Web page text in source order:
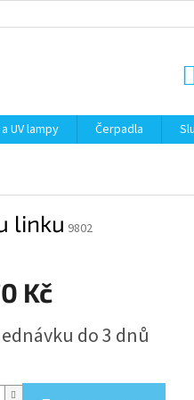
UV lampy Čerpadla
linku 9802
Kč
do 3 dnů